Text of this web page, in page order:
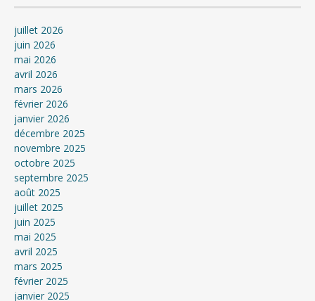
juillet 2026
juin 2026
mai 2026
avril 2026
mars 2026
février 2026
janvier 2026
décembre 2025
novembre 2025
octobre 2025
septembre 2025
août 2025
juillet 2025
juin 2025
mai 2025
avril 2025
mars 2025
février 2025
janvier 2025